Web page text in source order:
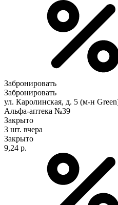
Забронировать
Забронировать
ул. Каролинская, д. 5 (м-н
Альфа-аптека №39
Закрыто
3 шт. вчера
Закрыто
9,24 р.